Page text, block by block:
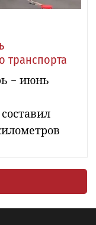
транспорта
− июнь